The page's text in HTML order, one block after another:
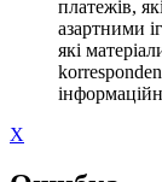
платежів,
азартними
які
X